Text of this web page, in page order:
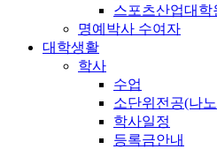
스포츠산업대학
명예박사 수여자
대학생활
학사
수업
소단위전공(나
학사일정
등록금안내